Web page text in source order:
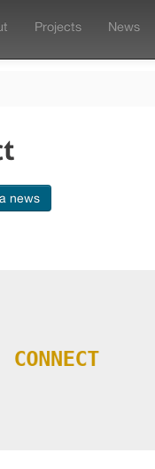
Projects News
news